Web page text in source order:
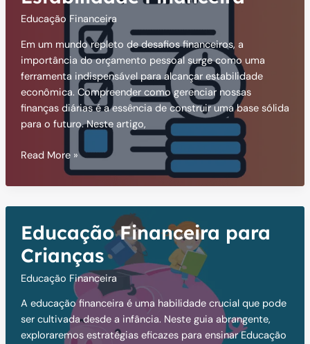
dia
Educação Financeira
Em um mundo repleto de desafios financeiros, a
importância do orçamento pessoal surge como uma
ferramenta indispensável para alcançar estabilidade
econômica. Compreender como gerenciar nossas
finanças diárias é a essência de construir uma base sólida
para o futuro. Neste artigo,
Orçamento
Estabilidade
Read More »
Educação Financeira para
Crianças
Educação Financeira
A educação financeira é uma habilidade crucial que pode
ser cultivada desde a infância. Neste guia abrangente,
exploraremos estratégias eficazes para ensinar Educação